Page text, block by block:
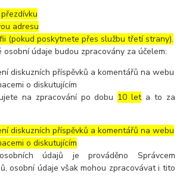
adresu
(pokud poskytnete přes službu třetí strany).
osobní údaje budou zpracovány za účelem:
diskuzních příspěvků a komentářů na webu
o diskutujícím
na zpracování po dobu 10 leta to za
diskuzních příspěvků a komentářů na webu
o diskutujícím
údajů je prováděno Správcem
osobní údaje však mohou zpracovávat i tito